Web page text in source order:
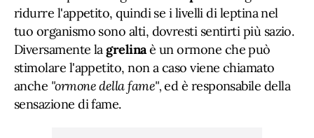
ridurre l'appetito, quindi se i livelli di leptina nel
tuo organismo sono alti, dovresti sentirti più sazio.
Diversamente lagrelinaè un ormone che può
stimolare l'appetito, non a caso viene chiamato
anche "ormone della fame",ed è responsabile della
sensazione di fame.